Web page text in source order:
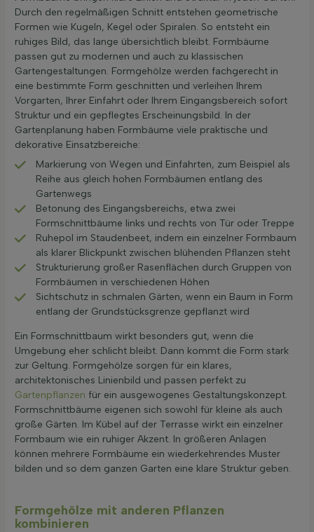
Durch den regelmäßigen Schnitt entstehen geometrische
Formen wie Kugeln, Kegel oder Spiralen. So entsteht ein
ruhiges Bild, das lange übersichtlich bleibt. Formbäume
passen gut zu modernen und auch zu klassischen
Gartengestaltungen. Formgehölze werden fachgerecht in
eine bestimmte Form geschnitten und verleihen Ihrem
Vorgarten, Ihrer Einfahrt oder Ihrem Eingangsbereich sofort
Struktur und ein gepflegtes Erscheinungsbild. In der
Gartenplanung haben Formbäume viele praktische und
dekorative Einsatzbereiche:
Markierung von Wegen und Einfahrten, zum Beispiel als
Reihe aus gleich hohen Formbäumen entlang des
Gartenwegs
Betonung des Eingangsbereichs, etwa zwei
Formschnittbäume links und rechts von Tür oder Treppe
Ruhepol im Staudenbeet, indem ein einzelner Formbaum
als klarer Blickpunkt zwischen blühenden Pflanzen steht
Strukturierung großer Rasenflächen durch Gruppen von
Formbäumen in verschiedenen Höhen
Sichtschutz in schmalen Gärten, wenn ein Baum in Form
entlang der Grundstücksgrenze gepflanzt wird
Ein Formschnittbaum wirkt besonders gut, wenn die
Umgebung eher schlicht bleibt. Dann kommt die Form stark
zur Geltung. Formgehölze sorgen für ein klares,
architektonisches Linienbild und passen perfekt zu
Gartenpflanzen für ein ausgewogenes Gestaltungskonzept.
Formschnittbäume eigenen sich sowohl für kleine als auch
große Gärten. Im Kübel auf der Terrasse wirkt ein einzelner
Formbaum wie ein ruhiger Akzent. In größeren Anlagen
können mehrere Formbäume ein wiederkehrendes Muster
bilden und so dem ganzen Garten eine klare Struktur geben.
Formgehölze mit anderen Pflanzen
kombinieren